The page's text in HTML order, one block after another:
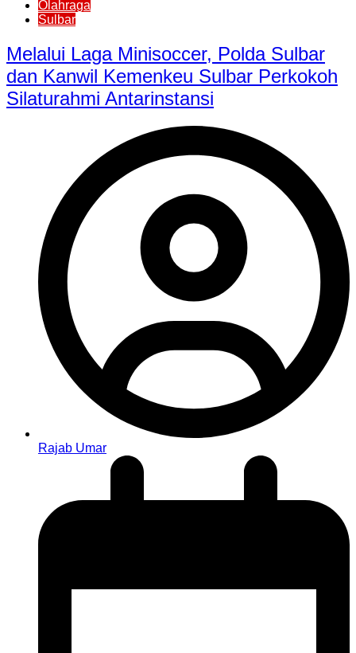
Olahraga
Sulbar
Melalui Laga Minisoccer, Polda Sulbar
dan Kanwil Kemenkeu Sulbar Perkokoh
Silaturahmi Antarinstansi
Rajab Umar